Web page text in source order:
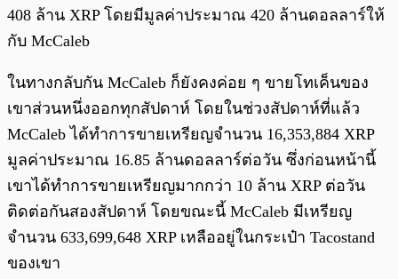
408 ล้าน XRP โดยมีมูลค่าประมาณ 420 ล้านดอลลาร์ให้
กับ McCaleb
ในทางกลับกัน McCaleb ก็ยังคงค่อย ๆ ขายโทเค็นของ
เขาส่วนหนึ่งออกทุกสัปดาห์ โดยในช่วงสัปดาห์ที่แล้ว
McCaleb ได้ทำการขายเหรียญจำนวน 16,353,884 XRP
มูลค่าประมาณ 16.85 ล้านดอลลาร์ต่อวัน ซึ่งก่อนหน้านี้
เขาได้ทำการขายเหรียญมากกว่า 10 ล้าน XRP ต่อวัน
ติดต่อกันสองสัปดาห์ โดยขณะนี้ McCaleb มีเหรียญ
จำนวน 633,699,648 XRP เหลืออยู่ในกระเป๋า Tacostand
ของเขา